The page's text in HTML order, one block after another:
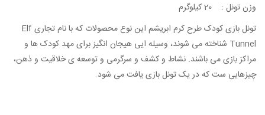
وزن تونل : 20 كيلوگرم
تونل بازی کودک طرح کرم ابریشم این نوع محصولات که با نام تجاری Elf
Tunnel شناخته می شوند، وسیله ایی هیجان انگیز برای مهد کودک ها و
مراکز بازی می باشند. نشاط و کشف و سرگرمی و توسعه ی خلاقیت و ذهن،
چیزهایی ست که در یک تونل بازی یافت می شود.